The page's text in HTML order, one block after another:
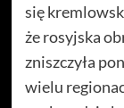
się
że rosyjska
zniszczyła
wielu